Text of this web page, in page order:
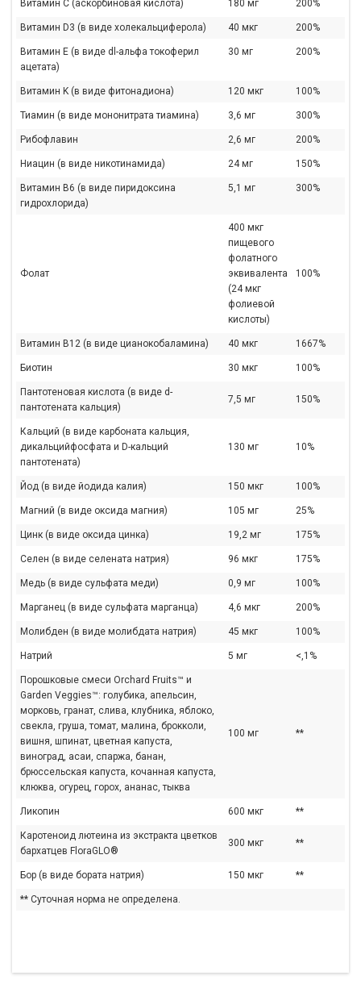
Витамин C (аскорбиновая кислота) 180 мг 200%
Витамин D3 (в виде холекальциферола) 40 мкг 200%
Витамин E (в виде dl-альфа токоферил
ацетата)
30 мг 200%
Витамин K (в виде фитонадиона) 120 мкг 100%
Тиамин (в виде мононитрата тиамина) 3,6 мг 300%
Рибофлавин 2,6 мг 200%
Ниацин (в виде никотинамида) 24 мг 150%
Витамин B6 (в виде пиридоксина
гидрохлорида)
5,1 мг 300%
Фолат
400 мкг
пищевого
фолатного
эквивалента
(24 мкг
фолиевой
кислоты)
100%
Витамин B12 (в виде цианокобаламина) 40 мкг 1667%
Биотин 30 мкг 100%
Пантотеновая кислота (в виде d-
пантотената кальция)
7,5 мг 150%
Кальций (в виде карбоната кальция,
дикальцийфосфата и D-кальций
пантотената)
130 мг 10%
Йод (в виде йодида калия) 150 мкг 100%
Магний (в виде оксида магния) 105 мг 25%
Цинк (в виде оксида цинка) 19,2 мг 175%
Селен (в виде селената натрия) 96 мкг 175%
Медь (в виде сульфата меди) 0,9 мг 100%
Марганец (в виде сульфата марганца) 4,6 мкг 200%
Молибден (в виде молибдата натрия) 45 мкг 100%
Натрий 5 мг <,1%
Порошковые смеси Orchard Fruits™ и
Garden Veggies™: голубика, апельсин,
морковь, гранат, слива, клубника, яблоко,
свекла, груша, томат, малина, брокколи,
вишня, шпинат, цветная капуста,
виноград, асаи, спаржа, банан,
брюссельская капуста, кочанная капуста,
клюква, огурец, горох, ананас, тыква
100 мг **
Ликопин 600 мкг **
Каротеноид лютеина из экстракта цветков
бархатцев FloraGLO®
300 мкг **
Бор (в виде бората натрия) 150 мкг **
** Суточная норма не определена.